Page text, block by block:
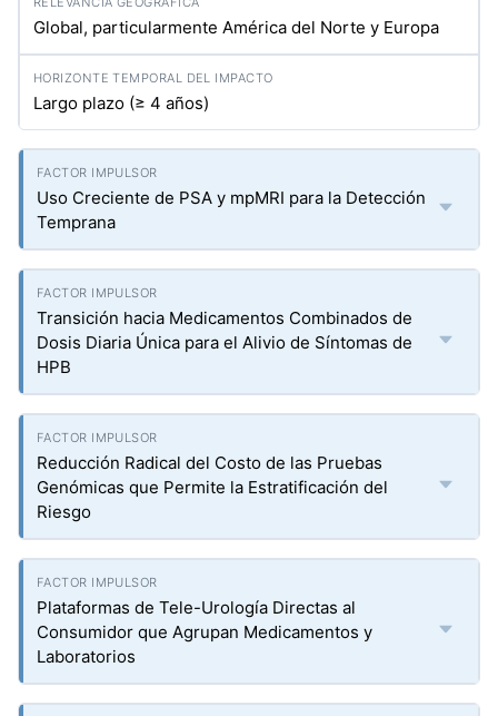
Global, particularmente América del Norte y Europa
Largo plazo (≥ 4 años)
Uso Creciente de PSA y mpMRI para la Detección
Temprana
Transición hacia Medicamentos Combinados de
Dosis Diaria Única para el Alivio de Síntomas de
HPB
Reducción Radical del Costo de las Pruebas
Genómicas que Permite la Estratificación del
Riesgo
Plataformas de Tele-Urología Directas al
Consumidor que Agrupan Medicamentos y
Laboratorios